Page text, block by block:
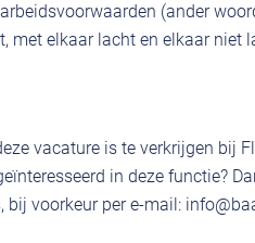
(ander
met elkaar lacht en elkaar niet
vacature is te verkrijgen bij
in deze functie?
bij voorkeur per e-mail: